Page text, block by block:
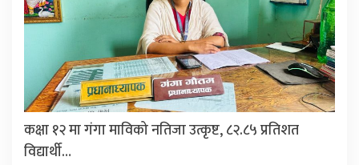
कक्षा १२ मा गंगा माविको नतिजा उत्कृष्ट, ८२.८५ प्रतिशत
विद्यार्थी…